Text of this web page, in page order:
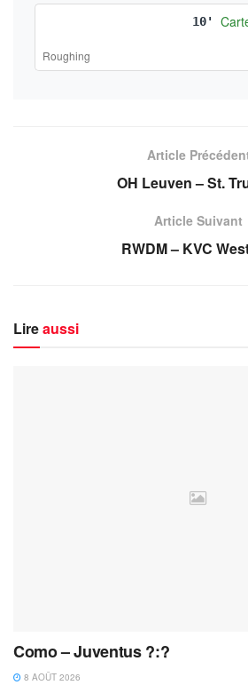
10'
Roughing
Article
OH Leuven – St.
Article Suivant
RWDM – KVC
Lireaussi
Como – Juventus ?:?
8 AOÛT 2026